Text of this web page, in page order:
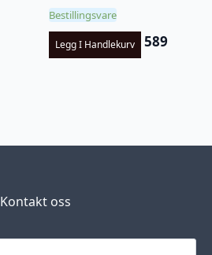
Bestillingsvare
Legg I Handlekurv 589
Kontakt oss